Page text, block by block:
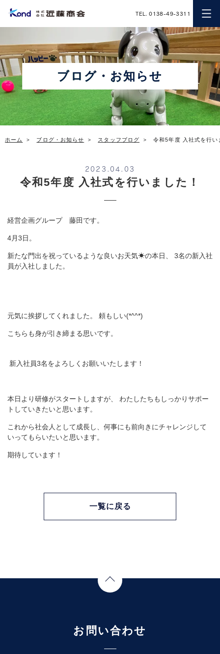
近藤商会
TEL. 0138-49-3311
ブログ・お知らせ
ホーム ブログ・お知らせ スタッフブログ 令和5年度 入社式を行い
2023.04.03
令和5年度 入社式を行いました！
経営企画グループ 藤田です。
4月3日。
新たな門出を祝っているような良いお天気☀の本日、 3名の新入社
員が入社しました。
元気に挨拶してくれました。 頼もしい(*^^*)
こちらも身が引き締まる思いです。
新入社員3名をよろしくお願いいたします！
本日より研修がスタートしますが、 わたしたちもしっかりサポー
トしていきたいと思います。
これから社会人として成長し、何事にも前向きにチャレンジして
いってもらいたいと思います。
期待しています！
一覧に戻る
お問い合わせ